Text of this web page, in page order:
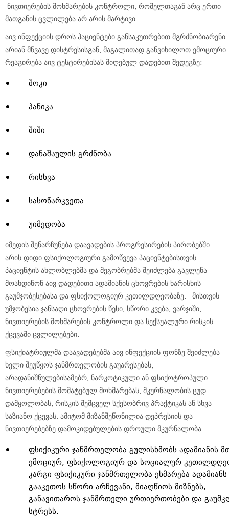
ნივთიერების მოხმარების კონტროლი, რომელთაგან არც ერთი
მათგანის ცვლილება არ არის მარტივი.
აივ ინფექციის დროს პაციენტები განსაკუთრებით მგრძნობიარენი
არიან მწვავე დისტრესისგან, მაგალითად განვიხილოთ ემოციური
რეაგირება აივ ტესტირებისას მიღებულ დადებით შედეგზე:
შოკი
პანიკა
შიში
დანაშაულის გრძნობა
რისხვა
სასოწარკვეთა
უიმედობა
იმედის შენარჩუნება დაავადების პროგრესირების პირობებში
არის დიდი ფსიქოლოგიური გამოწვევა პაციენტებისთვის.
პაციენტის ახლობლებმა და მეგობრებმა შეიძლება გავლენა
მოახდინონ აივ დადებითი ადამიანის ცხოვრების ხარისხის
გაუმჯობესებასა და ფსიქოლოგიურ კეთილდღეობაზე. მისთვის
უმჯობესია ჯანსაღი ცხოვრების წესი, სწორი კვება, ვარჯიში,
ნივთიერების მოხმარების კონტროლი და სექსუალური რისკის
ქცევაში ცვლილებები.
ფსიქიატრიულმა დაავადებებმა აივ ინფექციის ფონზე შეიძლება
ხელი შეუწყოს ჯანმრთელობის გაუარესებას,
არადანიშნულებისამებრ, ნარკოტიკული ან ფსიქოტროპული
ნივთიერებების მომატებულ მოხმარებას, მკურნალობის ცუდ
დამყოლობას, რისკის შემცველ სქესობრივ პრაქტიკას ან სხვა
საზიანო ქცევას. ამიტომ მიზანშეწონილია დეპრესიის და
ნივთიერებებზე დამოკიდებულების დროული მკურნალობა.
ფსიქიკური ჯანმრთელობა გულისხმობს ადამიანის
ემოციურ, ფსიქოლოგიურ და სოციალურ
კარგი ფსიქიკური ჯანმრთელობა ეხმარება ადამიანს
გააკეთოს სწორი არჩევანი, მიაღწიოს მიზნებს,
განავითაროს ჯანმრთელი ურთიერთობები და
სტრესს.